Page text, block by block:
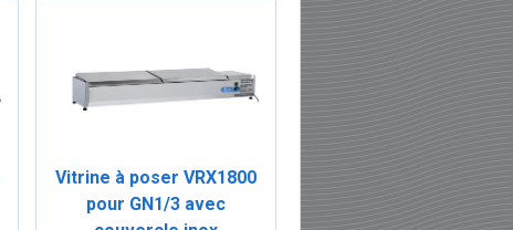
Vitrine à poser VRX1800
pour GN1/3 avec